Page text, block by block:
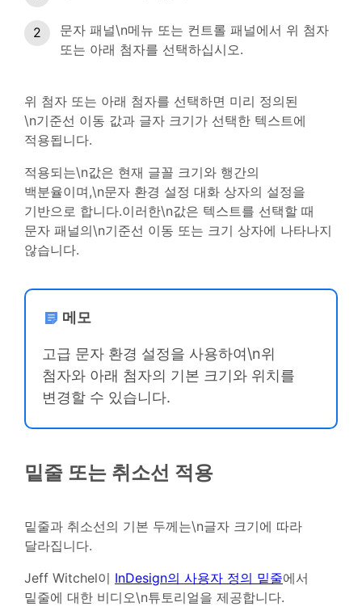
문자 패널\n메뉴 또는 컨트롤 패널에서 위 첨자
또는 아래 첨자를 선택하십시오.
위 첨자 또는 아래 첨자를 선택하면 미리 정의된
\n기준선 이동 값과 글자 크기가 선택한 텍스트에
적용됩니다.
적용되는\n값은 현재 글꼴 크기와 행간의
백분율이며,\n문자 환경 설정 대화 상자의 설정을
기반으로 합니다.이러한\n값은 텍스트를 선택할 때
문자 패널의\n기준선 이동 또는 크기 상자에 나타나지
않습니다.
메모
고급 문자 환경 설정을 사용하여\n위
첨자와 아래 첨자의 기본 크기와 위치를
변경할 수 있습니다.
밑줄 또는 취소선 적용
밑줄과 취소선의 기본 두께는\n글자 크기에 따라
달라집니다.
Jeff Witchel이 InDesign의 사용자 정의 밑줄에서
밑줄에 대한 비디오\n튜토리얼을 제공합니다.